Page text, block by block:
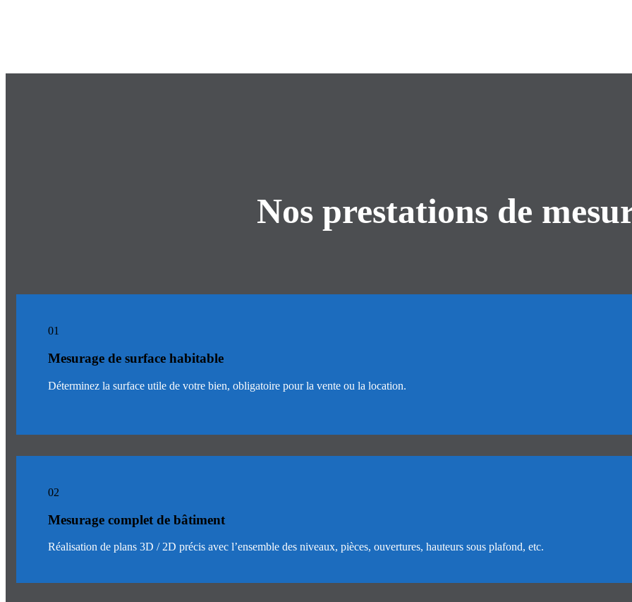
Nos prestations de
01
Mesurage de surface habitable
Déterminez la surface utile de votre bien, obligatoire pour la vente ou la location.
02
Mesurage complet de bâtiment
Réalisation de plans 3D / 2D précis avec l’ensemble des niveaux, pièces, ouvertures, hauteurs sous plafond, etc.